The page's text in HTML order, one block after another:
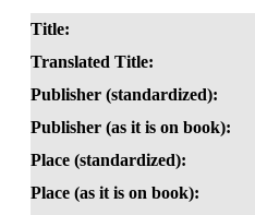
Title:
Translated Title:
Publisher (standardized):
Publisher (as it is on book):
Place (standardized):
Place (as it is on book):